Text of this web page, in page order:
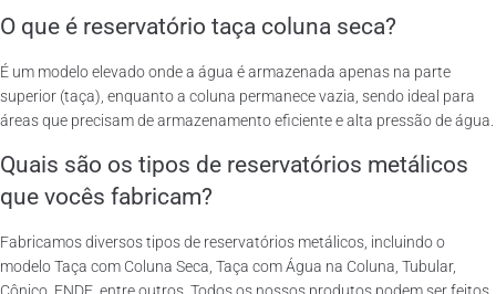
O que é reservatório taça coluna seca?
É um modelo elevado onde a água é armazenada apenas na parte
superior (taça), enquanto a coluna permanece vazia, sendo ideal para
áreas que precisam de armazenamento eficiente e alta pressão de água.
Quais são os tipos de reservatórios metálicos
que vocês fabricam?
Fabricamos diversos tipos de reservatórios metálicos, incluindo o
modelo Taça com Coluna Seca, Taça com Água na Coluna, Tubular,